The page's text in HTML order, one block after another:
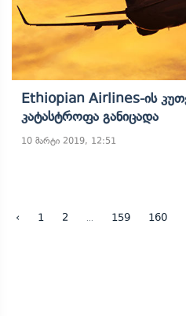
Ethiopian Airlines-Ის
Კატასტროფა Განიცადა
10 მარტი 2019, 12:51
‹ 1 2 159 160